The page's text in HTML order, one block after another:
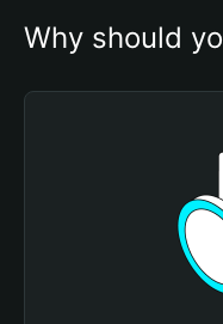
Why should